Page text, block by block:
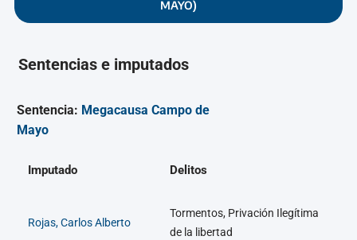
MAYO)
Sentencias e imputados
Sentencia: Megacausa Campo de
Mayo
Imputado Delitos
Rojas, Carlos Alberto
Tormentos, Privación Ilegítima
de la libertad